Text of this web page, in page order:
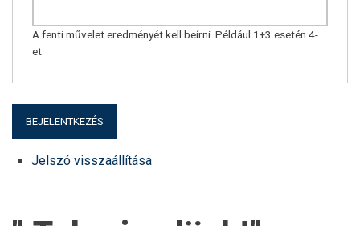
A fenti művelet eredményét kell beírni. Például 1+3 esetén 4-
et.
Jelszó visszaállítása